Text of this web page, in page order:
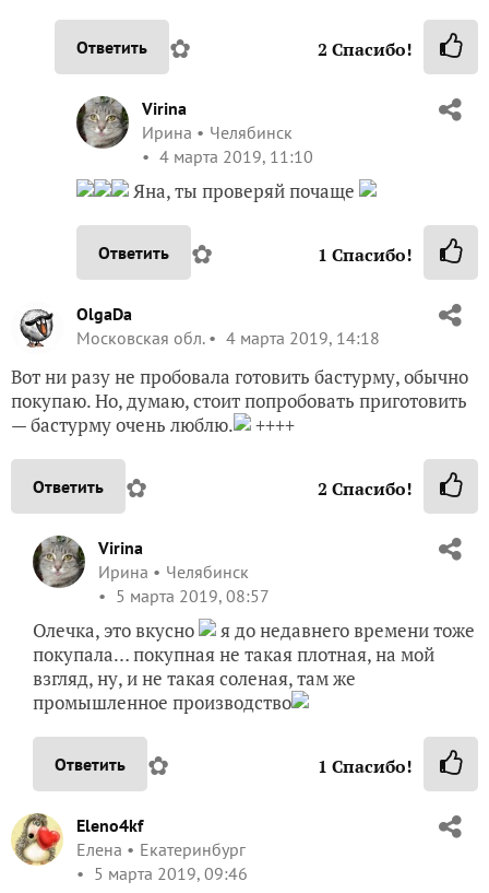
Ответить ✿ 2 Спасибо!
Virina
Ирина
Челябинск
4 марта 2019, 11:10
Яна, ты проверяй почаще
Ответить ✿ 1 Спасибо!
OlgaDa
Московская обл.
4 марта 2019, 14:18
Вот ни разу не пробовала готовить бастурму, обычно
покупаю. Но, думаю, стоит попробовать приготовить
— бастурму очень люблю.
++++
Ответить ✿ 2 Спасибо!
Virina
Ирина
Челябинск
5 марта 2019, 08:57
Олечка, это вкусно
я до недавнего времени тоже
покупала… покупная не такая плотная, на мой
взгляд, ну, и не такая соленая, там же
промышленное производство
Ответить ✿ 1 Спасибо!
Eleno4kf
Елена
Екатеринбург
5 марта 2019, 09:46